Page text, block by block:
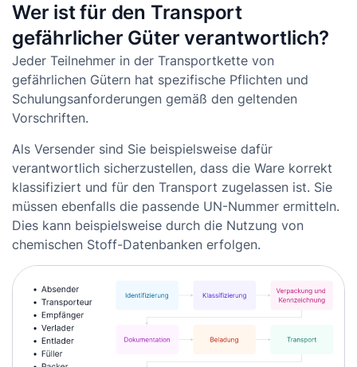
Wer ist für den Transport
gefährlicher Güter verantwortlich?
Jeder Teilnehmer in der Transportkette von
gefährlichen Gütern hat spezifische Pflichten und
Schulungsanforderungen gemäß den geltenden
Vorschriften.
Als Versender sind Sie beispielsweise dafür
verantwortlich sicherzustellen, dass die Ware korrekt
klassifiziert und für den Transport zugelassen ist. Sie
müssen ebenfalls die passende UN-Nummer ermitteln.
Dies kann beispielsweise durch die Nutzung von
chemischen Stoff-Datenbanken erfolgen.